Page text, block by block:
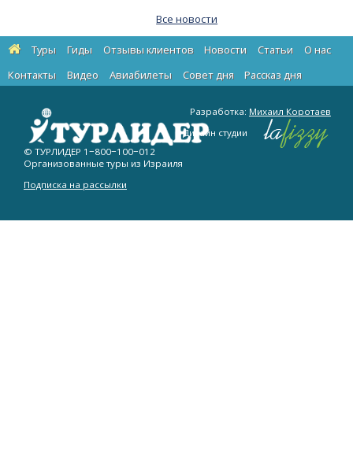
Все новости
Туры Гиды Отзывы клиентов Новости Статьи
О нас
Контакты
Видео Авиабилеты Cовет дня Рассказ дня
© ТУРЛИДЕР 1−800−100−012
Организованные туры из Израиля
Подписка на рассылки
Разработка: Михаил Коротаев
Дизайн студии